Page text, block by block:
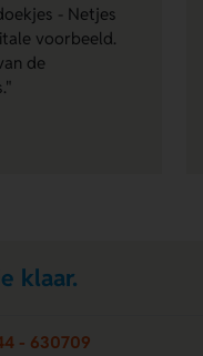
- Netjes
voorbeeld.
de
klaar.
- 630709